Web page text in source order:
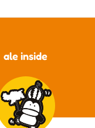
ale inside